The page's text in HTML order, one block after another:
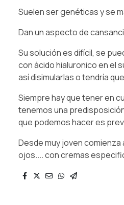
Suelen ser genéticas y se
Dan un aspecto de
Su solución es difícil, se
con ácido hialuronico en el
así disimularlas o tendría
Siempre hay que tener en
tenemos una
que podemos hacer es
Desde muy joven
ojos.... con cremas